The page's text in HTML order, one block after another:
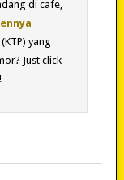
di cafe,
yang
Just click